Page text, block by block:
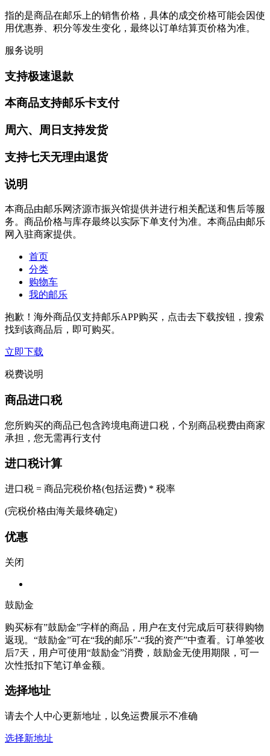
指的是商品在邮乐上的销售价格，具体的成交价格可能会因使
用优惠券、积分等发生变化，最终以订单结算页价格为准。
服务说明
支持极速退款
本商品支持邮乐卡支付
周六、周日支持发货
支持七天无理由退货
说明
本商品由邮乐网济源市振兴馆提供并进行相关配送和售后等服
务。商品价格与库存最终以实际下单支付为准。本商品由邮乐
网入驻商家提供。
首页
分类
购物车
我的邮乐
抱歉！海外商品仅支持邮乐APP购买，点击去下载按钮，搜索
找到该商品后，即可购买。
立即下载
税费说明
商品进口税
您所购买的商品已包含跨境电商进口税，个别商品税费由商家
承担，您无需再行支付
进口税计算
进口税 = 商品完税价格(包括运费) * 税率
(完税价格由海关最终确定)
优惠
关闭
鼓励金
购买标有”鼓励金”字样的商品，用户在支付完成后可获得购物
返现。“鼓励金”可在“我的邮乐”-“我的资产”中查看。订单签收
后7天，用户可使用“鼓励金”消费，鼓励金无使用期限，可一
次性抵扣下笔订单金额。
选择地址
请去个人中心更新地址，以免运费展示不准确
选择新地址